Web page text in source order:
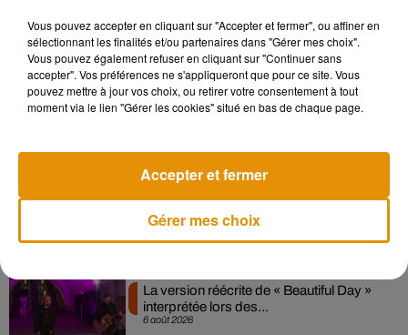
Musique
Pomme emprunte le décor de l’émission
« Loups Garous » pour son...
6 août 2026
La version réécrite de « Beautiful Day »
interprétée lors des...
Vous pouvez accepter en cliquant sur "Accepter et fermer", ou affiner en
sélectionnant les finalités et/ou partenaires dans "Gérer mes choix".
Vous pouvez également refuser en cliquant sur "Continuer sans
accepter". Vos préférences ne s'appliqueront que pour ce site. Vous
pouvez mettre à jour vos choix, ou retirer votre consentement à tout
moment via le lien "Gérer les cookies" situé en bas de chaque page.
Gérer mes choix
Accepter et fermer